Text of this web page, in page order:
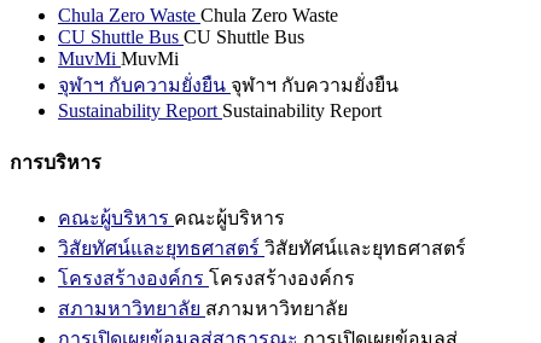
Chula Zero Waste Chula Zero Waste
CU Shuttle Bus CU Shuttle Bus
MuvMi MuvMi
จุฬาฯ กับความยั่งยืน จุฬาฯ กับความยั่งยืน
Sustainability Report Sustainability Report
การบริหาร
คณะผู้บริหาร คณะผู้บริหาร
วิสัยทัศน์และยุทธศาสตร์ วิสัยทัศน์และยุทธศาสตร์
โครงสร้างองค์กร โครงสร้างองค์กร
สภามหาวิทยาลัย สภามหาวิทยาลัย